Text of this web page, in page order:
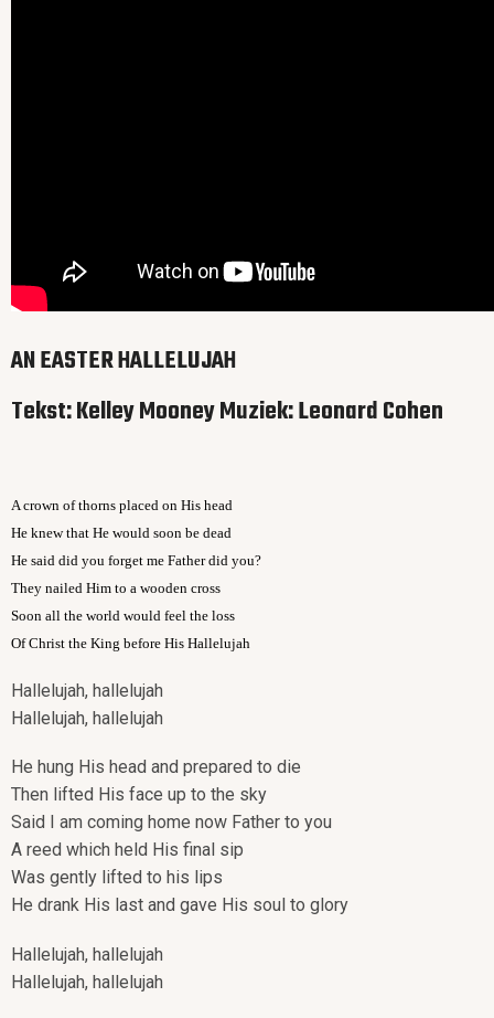
AN EASTER HALLELUJAH
Tekst: Kelley Mooney Muziek: Leonard Cohen
A crown of thorns placed on His head
He knew that He would soon be dead
He said did you forget me Father did you?
They nailed Him to a wooden cross
Soon all the world would feel the loss
Of Christ the King before His Hallelujah
Hallelujah, hallelujah
Hallelujah, hallelujah
He hung His head and prepared to die
Then lifted His face up to the sky
Said I am coming home now Father to you
A reed which held His final sip
Was gently lifted to his lips
He drank His last and gave His soul to glory
Hallelujah, hallelujah
Hallelujah, hallelujah